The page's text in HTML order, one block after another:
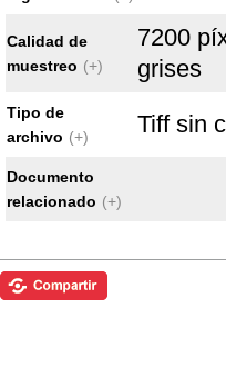
Calidad de
muestreo (+)
7200
grises
Tipo de
archivo (+) Tiff sin
Documento
relacionado (+)